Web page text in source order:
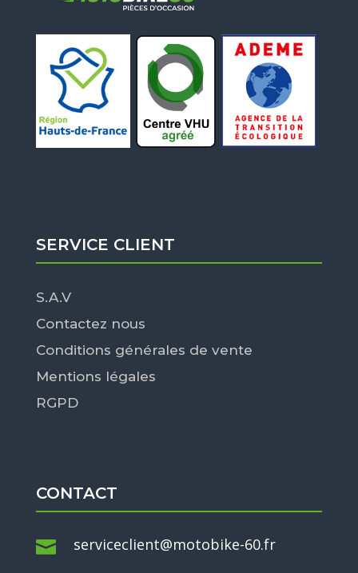
SERVICE CLIENT
S.A.V
Contactez nous
Conditions générales de vente
Mentions légales
RGPD
CONTACT
 serviceclient@motobike-60.fr